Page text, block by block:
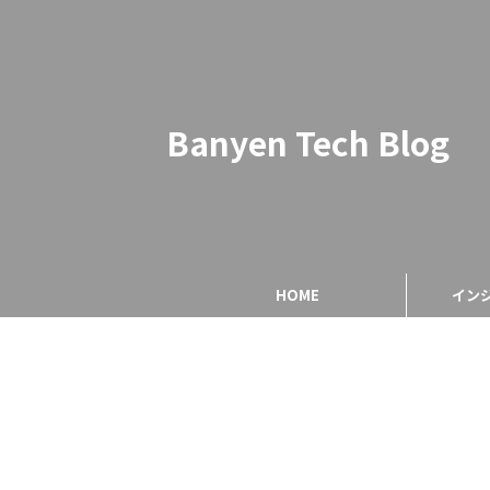
Banyen Tech Blog
HOME イン